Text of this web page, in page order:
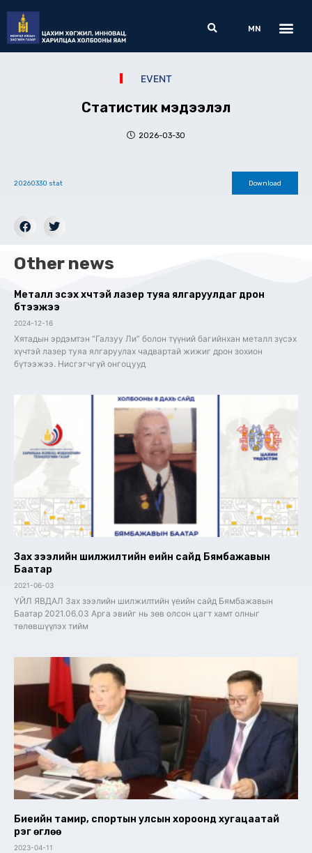
content
Search
MN
EVENT
Статистик мэдээлэл
2026-03-30
20260330 stat Download
Other news
Металл зүсэх хүчтэй лазер туяа ялгаруулдаг дрон
бүтээжээ
2024-12-16
Хятадын эрдэмтэн “Галзуу Ли” болон түүний багийнхан металл зүсэх
хүчтэй лазер туяа ялгаруулах чадвартай жижиг дрон зохион
бүтээжээ. Нисгэгчгүй онгоцууд
Зах зээлийн шилжилтийн үеийн сайд Бямбажавын
Баатар
2021-06-03
ҮЙЛ ЯВДАЛ Зах зээлийн шилжилтийн үеийн сайд Бямбажавын
Баатар 2021.06.03 Арга эвийг нь зөв олсон цагт хамт олныг
төлөвшүүлэх тийм
Биеийн тамир, спортын улсын хороонд хугацаатай
үүрэг өглөө
2023-04-11